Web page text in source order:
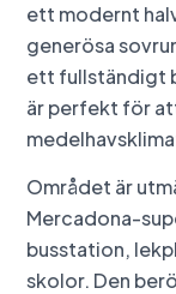
ett modernt
generösa
ett fullständigt
är perfekt för
Området är
Mercadona-
busstation,
skolor. Den